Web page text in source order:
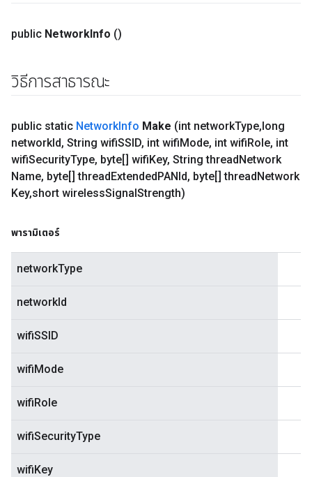
public NetworkInfo ()
วิธีการสาธารณะ
public static NetworkInfo Make (int networkType,long
networkId, String wifiSSID, int wifiMode, int wifiRole, int
wifiSecurityType, byte[] wifiKey, String threadNetwork
Name, byte[] threadExtendedPANId, byte[] threadNetwork
Key,short wirelessSignalStrength)
พารามิเตอร์
networkType
networkId
wifiSSID
wifiMode
wifiRole
wifiSecurityType
wifiKey